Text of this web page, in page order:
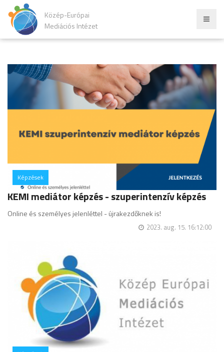
Közép-Európai
Mediációs Intézet
Képzések
hozzászólás
KEMI mediátor képzés - szuperintenzív képzés
Online és személyes jelenléttel - újrakezdőknek is!
2023. aug. 15. 16:12:00